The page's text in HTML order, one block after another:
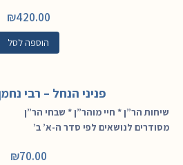
₪420.00
הוספה לסל
פניני הנחל – רבי
שיחות הר”ן * חיי מוהר”ן * שבחי הר”ן
מסודרים לנושאים לפי סדר ה-א’ ב’
₪70.00